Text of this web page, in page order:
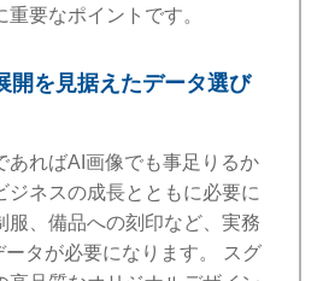
要なポイントです。
開を見据えたデータ選び
あればAI画像でも事足りるか
ジネスの成長とともに必要に
服、備品への刻印など、実務
タが必要になります。 スグ